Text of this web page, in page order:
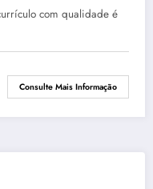
com qualidade é
Consulte Mais Informação